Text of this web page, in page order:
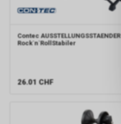
Contec AUSSTELLUNGSSTAENDER
Rock`n`RollStabiler
26.01 CHF